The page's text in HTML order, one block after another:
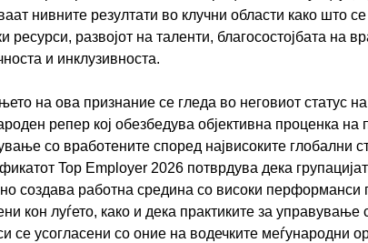
нивните резултати во клучни области како што се
ресурси, развојот на таленти, благосостојбата на
и инклузивноста.
на ова признание се гледа во неговиот статус
репер кој обезбедува објективна проценка на
со вработените според највисоките глобални
Top Employer 2026 потврдува дека
создава работна средина со високи перформанси
кон луѓето, како и дека практиките за управување
се усогласени со оние на водечките меѓународни